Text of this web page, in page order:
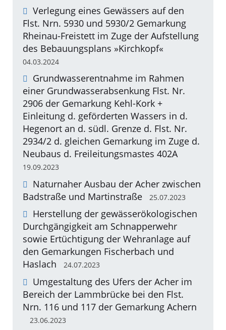
Verlegung eines Gewässers auf den
Flst. Nrn. 5930 und 5930/2 Gemarkung
Rheinau-Freistett im Zuge der Aufstellung
des Bebauungsplans »Kirchkopf«
04.03.2024
Grundwasserentnahme im Rahmen
einer Grundwasserabsenkung Flst. Nr.
2906 der Gemarkung Kehl-Kork +
Einleitung d. geförderten Wassers in d.
Hegenort an d. südl. Grenze d. Flst. Nr.
2934/2 d. gleichen Gemarkung im Zuge d.
Neubaus d. Freileitungsmastes 402A
19.09.2023
Naturnaher Ausbau der Acher zwischen
Badstraße und Martinstraße
25.07.2023
Herstellung der gewässerökologischen
Durchgängigkeit am Schnapperwehr
sowie Ertüchtigung der Wehranlage auf
den Gemarkungen Fischerbach und
Haslach
24.07.2023
Umgestaltung des Ufers der Acher im
Bereich der Lammbrücke bei den Flst.
Nrn. 116 und 117 der Gemarkung Achern
23.06.2023